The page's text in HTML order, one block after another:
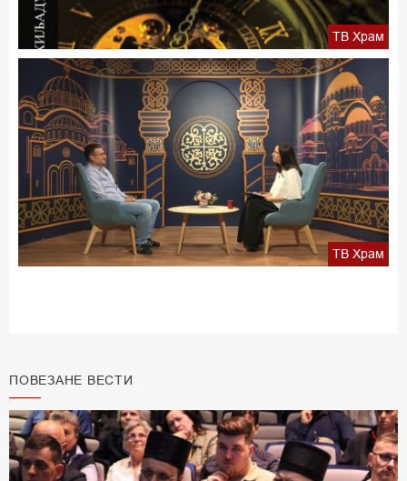
ТВ Храм
ТВ Храм
ПОВЕЗАНЕ ВЕСТИ